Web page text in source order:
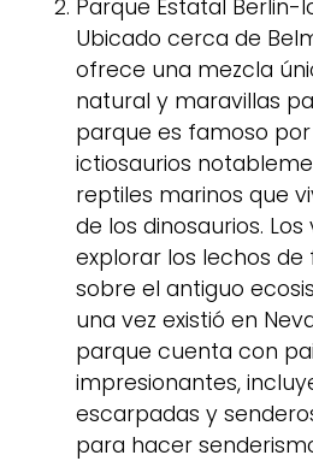
Parque Estatal Berlin-
Ubicado cerca de
ofrece una mezcla
natural y maravillas
parque es famoso
ictiosaurios
reptiles marinos que
de los dinosaurios.
explorar los lechos
sobre el antiguo
una vez existió en
parque cuenta con
impresionantes,
escarpadas y
para hacer